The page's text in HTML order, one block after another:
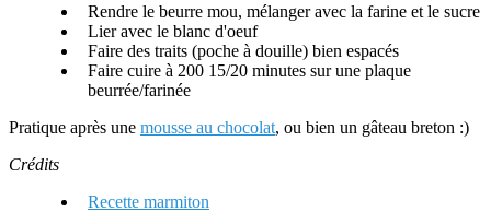
Rendre le beurre mou, mélanger avec la farine et le sucre
Lier avec le blanc d'oeuf
Faire des traits (poche à douille) bien espacés
Faire cuire à 200 15/20 minutes sur une plaque
beurrée/farinée
Pratique après une mousse au chocolat, ou bien un gâteau breton :)
Crédits
Recette marmiton